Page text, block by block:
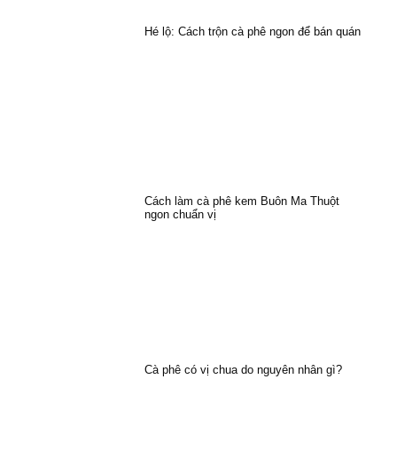
Hé lộ: Cách trộn cà phê ngon để bán quán
Cách làm cà phê kem Buôn Ma Thuột
ngon chuẩn vị
Cà phê có vị chua do nguyên nhân gì?